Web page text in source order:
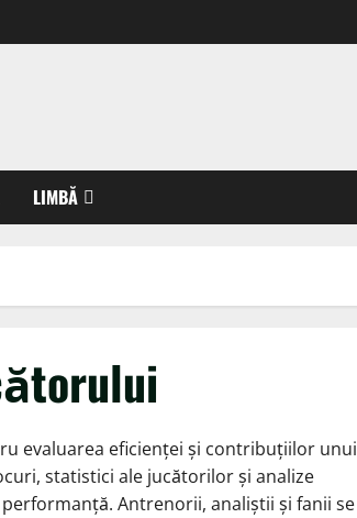
LIMBĂ
evaluarea eficienței și contribuțiilor unui
statistici ale jucătorilor și analize
Antrenorii, analiștii și fanii se